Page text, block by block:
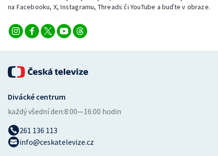
na Facebooku, X, Instagramu, Threads či YouTube a buďte v obraze.
Divácké centrum
každý všední den:8:00—16:00 hodin
261 136 113
info@ceskatelevize.cz